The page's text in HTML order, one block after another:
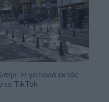
H γειτονιά εκτός
TikTok